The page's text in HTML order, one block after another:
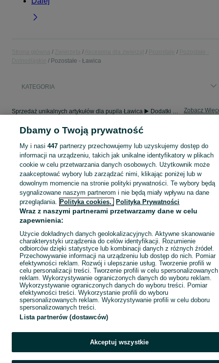
Pozostałe - Ławica
KATEGORIA
Sprzedaż unikalnych artykułów dla pupila Ławica ▶️ Dodatki dla różnych gatunków ✅ Nowe i używane w atrakcyjnych cenach ☝ Sprawdź oferty na OLX.pl! Zobacz
Mapa kategorii
Mapa miejscowości
Mapa ministron
Popularne wyszukiwania
Dbamy o Twoją prywatność
My i nasi447 partnerzy przechowujemy lub uzyskujemy dostęp do
informacji na urządzeniu, takich jak unikalne identyfikatory w plikach
cookie w celu przetwarzania danych osobowych. Użytkownik może
zaakceptować wybory lub zarządzać nimi, klikając poniżej lub w
dowolnym momencie na stronie polityki prywatności. Te wybory będą
sygnalizowane naszym partnerom i nie będą miały wpływu na dane
przeglądania. Polityka cookies, Polityka Prywatności
Wraz z naszymi partnerami przetwarzamy dane w celu
zapewnienia:
Użycie dokładnych danych geolokalizacyjnych. Aktywne skanowanie
charakterystyki urządzenia do celów identyfikacji. Rozumienie
odbiorców dzięki statystyce lub kombinacji danych z różnych źródeł.
Przechowywanie informacji na urządzeniu lub dostęp do nich. Pomiar
efektywności reklam. Rozwój i ulepszanie usług. Tworzenie profili w
celu personalizacji treści. Tworzenie profili w celu spersonalizowanych
reklam. Wykorzystywanie ograniczonych danych do wyboru reklam.
Wykorzystywanie ograniczonych danych do wyboru treści. Pomiar
efektywności treści. Wykorzystanie profili do wyboru
spersonalizowanych reklam. Wykorzystywanie profili w celu doboru
spersonalizowanych treści.
Lista partnerów (dostawców)
Akceptuj wszystkie